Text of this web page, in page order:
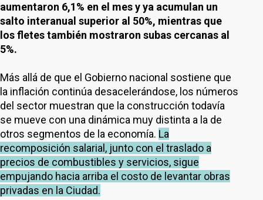
aumentaron 6,1% en el mes y ya acumulan un
salto interanual superior al 50%, mientras que
los fletes también mostraron subas cercanas al
5%.
Más allá de que el Gobierno nacional sostiene que
la inflación continúa desacelerándose, los números
del sector muestran que la construcción todavía
se mueve con una dinámica muy distinta a la de
otros segmentos de la economía. La
recomposición salarial, junto con el traslado a
precios de combustibles y servicios, sigue
empujando hacia arriba el costo de levantar obras
privadas en la Ciudad.